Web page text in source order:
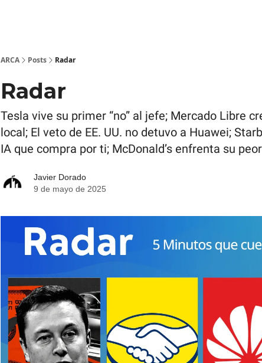
ARCA Posts Radar
Radar
Tesla vive su primer “no” al jefe; Mercado Libre
local; El veto de EE. UU. no detuvo a Huawei;
IA que compra por ti; McDonald’s enfrenta su
Javier Dorado
9 de mayo de 2025